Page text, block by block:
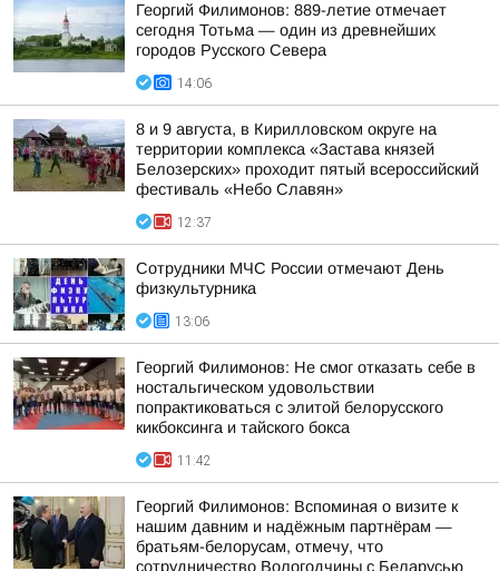
Георгий Филимонов: 889-летие отмечает
сегодня Тотьма — один из древнейших
городов Русского Севера
14:06
8 и 9 августа, в Кирилловском округе на
территории комплекса «Застава князей
Белозерских» проходит пятый всероссийский
фестиваль «Небо Славян»
12:37
Сотрудники МЧС России отмечают День
физкультурника
13:06
Георгий Филимонов: Не смог отказать себе в
ностальгическом удовольствии
попрактиковаться с элитой белорусского
кикбоксинга и тайского бокса
11:42
Георгий Филимонов: Вспоминая о визите к
нашим давним и надёжным партнёрам —
братьям-белорусам, отмечу, что
сотрудничество Вологодчины с Беларусью